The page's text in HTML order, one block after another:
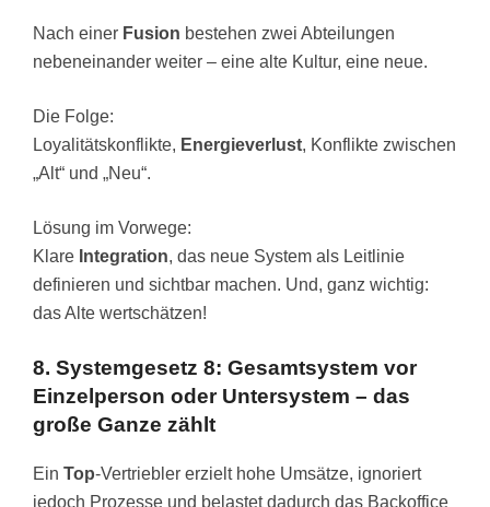
Nach einer Fusion bestehen zwei Abteilungen
nebeneinander weiter – eine alte Kultur, eine neue.
Die Folge:
Loyalitätskonflikte, Energieverlust, Konflikte zwischen
„Alt“ und „Neu“.
Lösung im Vorwege:
Klare Integration, das neue System als Leitlinie
definieren und sichtbar machen. Und, ganz wichtig:
das Alte wertschätzen!
8. Systemgesetz 8: Gesamtsystem vor
Einzelperson oder Untersystem – das
große Ganze zählt
Ein Top-Vertriebler erzielt hohe Umsätze, ignoriert
jedoch Prozesse und belastet dadurch das Backoffice